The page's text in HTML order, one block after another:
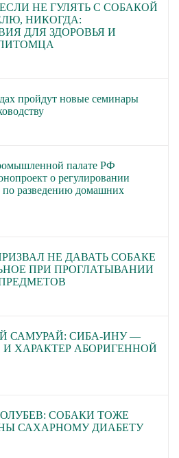
ЕСЛИ НЕ ГУЛЯТЬ С СОБАКОЙ
НИКОГДА:
ДЛЯ ЗДОРОВЬЯ И
пройдут новые семинары
палате РФ
о регулировании
по разведению домашних
НЕ ДАВАТЬ СОБАКЕ
ПРИ ПРОГЛАТЫВАНИИ
САМУРАЙ: СИБА-ИНУ —
ХАРАКТЕР АБОРИГЕННОЙ
СОБАКИ ТОЖЕ
САХАРНОМУ ДИАБЕТУ